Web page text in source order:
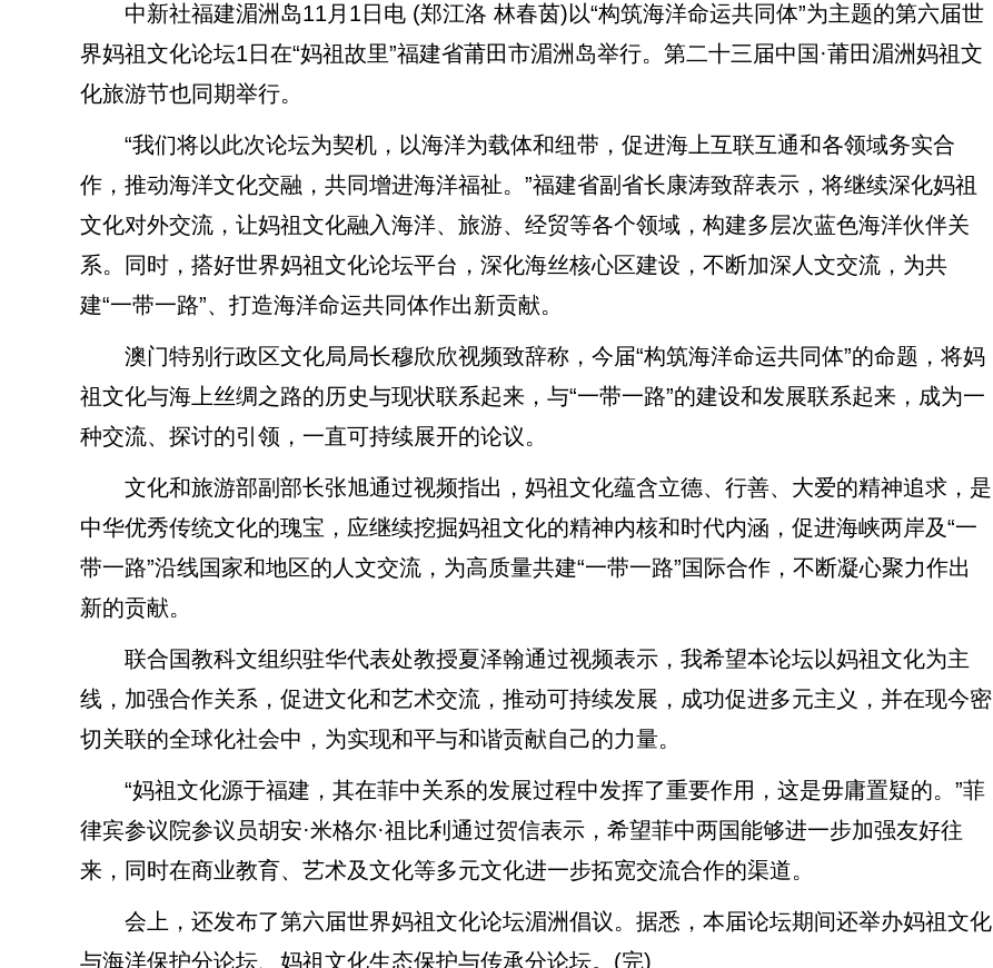
中新社福建湄洲岛11月1日电 (郑江洛 林春茵)以“构筑海洋命运共同体”为主题的第六届世
界妈祖文化论坛1日在“妈祖故里”福建省莆田市湄洲岛举行。第二十三届中国·莆田湄洲妈祖文
化旅游节也同期举行。
“我们将以此次论坛为契机，以海洋为载体和纽带，促进海上互联互通和各领域务实合
作，推动海洋文化交融，共同增进海洋福祉。”福建省副省长康涛致辞表示，将继续深化妈祖
文化对外交流，让妈祖文化融入海洋、旅游、经贸等各个领域，构建多层次蓝色海洋伙伴关
系。同时，搭好世界妈祖文化论坛平台，深化海丝核心区建设，不断加深人文交流，为共
建“一带一路”、打造海洋命运共同体作出新贡献。
澳门特别行政区文化局局长穆欣欣视频致辞称，今届“构筑海洋命运共同体”的命题，将妈
祖文化与海上丝绸之路的历史与现状联系起来，与“一带一路”的建设和发展联系起来，成为一
种交流、探讨的引领，一直可持续展开的论议。
文化和旅游部副部长张旭通过视频指出，妈祖文化蕴含立德、行善、大爱的精神追求，是
中华优秀传统文化的瑰宝，应继续挖掘妈祖文化的精神内核和时代内涵，促进海峡两岸及“一
带一路”沿线国家和地区的人文交流，为高质量共建“一带一路”国际合作，不断凝心聚力作出
新的贡献。
联合国教科文组织驻华代表处教授夏泽翰通过视频表示，我希望本论坛以妈祖文化为主
线，加强合作关系，促进文化和艺术交流，推动可持续发展，成功促进多元主义，并在现今密
切关联的全球化社会中，为实现和平与和谐贡献自己的力量。
“妈祖文化源于福建，其在菲中关系的发展过程中发挥了重要作用，这是毋庸置疑的。”菲
律宾参议院参议员胡安·米格尔·祖比利通过贺信表示，希望菲中两国能够进一步加强友好往
来，同时在商业教育、艺术及文化等多元文化进一步拓宽交流合作的渠道。
会上，还发布了第六届世界妈祖文化论坛湄洲倡议。据悉，本届论坛期间还举办妈祖文化
与海洋保护分论坛、妈祖文化生态保护与传承分论坛。(完)